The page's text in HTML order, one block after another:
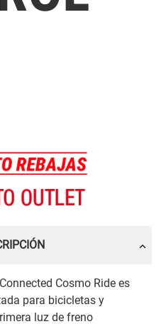
Cosmo Ride es
para bicicletas y
luz de freno